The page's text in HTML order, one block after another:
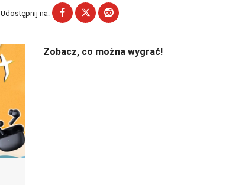
Udostępnij na:
Zobacz, co można wygrać!